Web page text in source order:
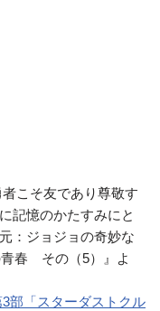
こそ友であり尊敬す
記憶のかたすみにと
：ジョジョの奇妙な
青春 その（5）』よ
部「スターダストクル